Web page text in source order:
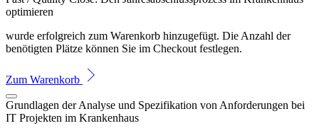
optimieren
wurde erfolgreich zum Warenkorb hinzugefügt. Die Anzahl der
benötigten Plätze können Sie im Checkout festlegen.
Zum Warenkorb
Grundlagen der Analyse und Spezifikation von Anforderungen bei
IT Projekten im Krankenhaus